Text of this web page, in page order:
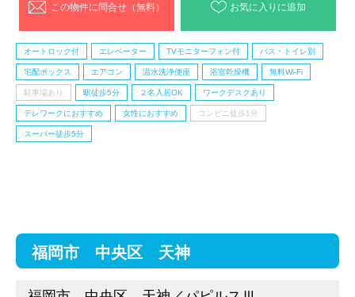
この物件に問合せ（無料） お気に入りに追加
オートロック付 エレベーター TVモニターフォン付 バス・トイレ別
宅配ボックス エアコン 温水洗浄便座 浴室乾燥機 無料Wi-Fi
駐車場あり 駅徒歩5分 ２名入居OK ワークデスクあり
テレワークにおすすめ 女性におすすめ コンビニ徒歩1分
スーパー徒歩5分
福岡市 中央区 天神